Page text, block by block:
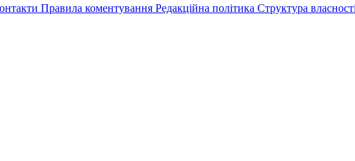
Правила коментування Редакційна політика Структура власності